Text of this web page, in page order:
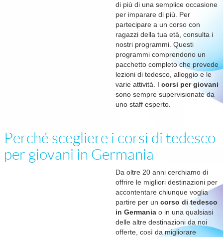
di più di una semplice occasione
per imparare di più. Per
partecipare a un corso con
ragazzi della tua età, consulta i
nostri programmi. Questi
programmi comprendono un
pacchetto completo che prevede
lezioni di tedesco, alloggio e le
varie attività. I corsi per giovani
sono sempre supervisionate da
uno staff esperto.
Perché scegliere i corsi di tedesco
per giovani in Germania
Da oltre 20 anni cerchiamo di
offrire le migliori destinazioni per
accontentare chiunque voglia
partire per un corso di tedesco
in Germania o in una qualsiasi
delle altre destinazioni da noi
offerte, così da migliorare